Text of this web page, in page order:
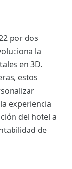
por dos
la
en 3D.
estos
experiencia
del hotel a
de